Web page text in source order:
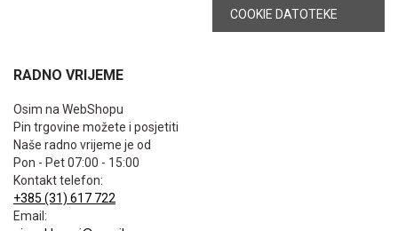
COOKIE DATOTEKE
RADNO VRIJEME
Osim na WebShopu
Pin trgovine možete i posjetiti
Naše radno vrijeme je od
Pon - Pet 07:00 - 15:00
Kontakt telefon:
+385 (31) 617 722
Email: